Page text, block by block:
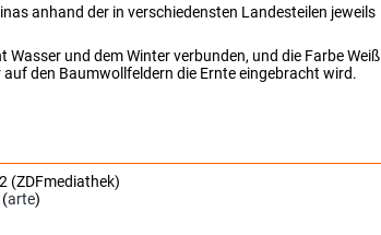
anhand der in verschiedensten Landesteilen jeweils
Wasser und dem Winter verbunden, und die Farbe Weiß
den Baumwollfeldern die Ernte eingebracht wird.
(ZDFmediathek)
(arte)